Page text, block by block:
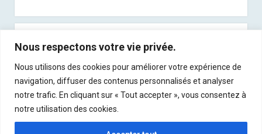
Nous respectons votre vie privée.
Nous utilisons des cookies pour améliorer votre expérience de
navigation, diffuser des contenus personnalisés et analyser
notre trafic. En cliquant sur « Tout accepter », vous consentez à
notre utilisation des cookies.
Abonnez-vous à notre newsletter
Recevez les derniers articles directement dans
votre boite mail !